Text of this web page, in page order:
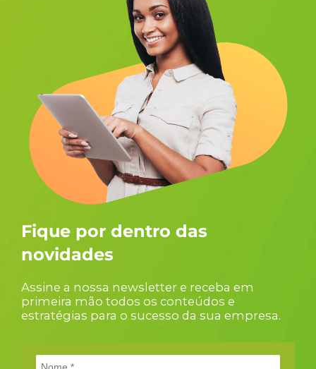
Fique por dentro das
novidades
Assine a nossa newsletter e receba em
primeira mão todos os conteúdos e
estratégias para o sucesso da sua empresa.